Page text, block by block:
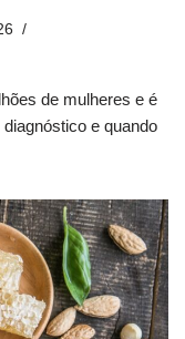
de mulheres e é
e quando